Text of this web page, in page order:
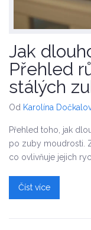
Jak
Přehled
stálých
Od Karolína
Přehled toho, jak
po zuby moudrosti.
co ovlivňuje jejich
Číst více